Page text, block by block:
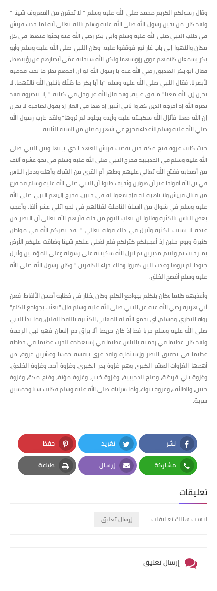
وقال رسولكم الكريم محمد صلى الله عليه وسلم " لا تحقرن من المعروف شيئا "
ولقد كان من يقين رسول الله صلى الله عليه وسلم بالله تعالى أنه لما جدت قريش
في طلب النبي صلى الله عليه وسلم وأبي بكر رضي الله عنه بحثوا عنهما في كل
مكان وانتهوا إلى باب غار ثور فوقفوا عليه، وكان النبي صلى الله عليه وسلم وأبو
بكر يسمعان كلامهم فوق رؤوسهما ولكن الله سبحانه عمّى أبصارهم عن رؤيتهما،
فقال أبو بكر الصديق رضي الله عنه يا رسول الله لو أن أحدهم نظر ما تحت قدميه
لأبصرنا، فقال النبي صلى الله عليه وسلم "يا أبا بكر ما ظنّك باثنين الله ثالثهما، لا
تحزن إن الله معنا" متفق عليه، وقد قال الله عز وجل في كتابه " إلا تنصروه فقد
نصره الله إذ أخرجه الذين كفروا ثاني اثنين إذ هما في الغار إذ يقول لصاحبه لا تحزن
إن الله معنا فأنزل الله سكينته عليه وأيده بجنود لم تروها" ولقد حارب رسول الله
صلي الله عليه وسلم الأعداء فخرج في شهر رمضان من السنة الثانية.
حيث كانت غزوة فتح مكة حين نقضت قريش العهد الذي بينها وبين النبي صلى
الله عليه وسلم في الحديبية فخرج النبي صلى الله عليه وسلم في نحو عشرة آلاف
من أصحابه ففتح الله تعالي عليهم وطهر أم القرى من الشرك وأهله ودخل الناس
في ين الله أفواجا غير أن هوازن وثقيف ظنوا أن النبي صلى الله عليه وسلم قد فرغ
من قتال قريش ولا ناهية له فإجتمعوا له في حنين، فخرج إليهم النبي صلى الله
عليه وسلم في شوال من السنة الثامنة لقتالهم في نحو اثني عشر ألفا، وأعجب
بعض الناس بالكثرة وقالوا لن نغلب اليوم من قلة فأراهم الله تعالى أن النصر من
عنده لا بسبب الكثرة وأنزل في ذلك قوله تعالي " لقد نصركم الله في مواطن
كثيرة ويوم حنين إذ أعجبتكم كثرتكم فلم تغني عنكم شيئا وضاقت عليكم الأرض
بما رحبت ثم وليتم مدبرين ثم انزل الله سكينته على رسوله وعلى المؤمنين وأنزل
جنودا لم تروها وعذب الين كفروا وذلك جزاء الكافرين " وكان رسول الله صلى الله
عليه وسلم أفصح الخلق.
وأعذبهم كلاما وكان يتكلم بجوامع الكلم، وكان يختار في خطابه أحسن الألفاظ، فعن
أبي هريرة رضي الله عنه عن النبي صلى الله عليه وسلم قال "بعثت بجوامع الكلم"
رواه البخاري ومسلم، أي يجمع الله له المعاني الكثيرة باللفظ القليل، وما بدأ النبي
صلى الله عليه وسلم حربا قط إذ كان حريصا ألا يراق دم إنسان فهو نبي الرحمة
ولقد كان عظيما في رحمته بالناس عظيما في إستعداده للحرب عظيما في خططه
عظيما في تحقيق النصر وإستثماره ولقد غزى بنفسه خمسا وعشرين غزوة، من
أهمها الغزوات العشر الكبرى وهم غزوة بدر الكبرى، وغزوة أحد، وغزوة الخندق،
وغزوة بني قريظة، وصلح الحديبية، وغزوة خيبر، وغزوة مؤتة، وفتح مكة، وغزوة
حنين، والطائف، وغزوة تبوك، وأما سراياه صلى الله عليه وسلم فكانت ستا وخمسين
سرية.
نشر
Facebook
تغريد
Twitter
حفظ
Pinterest
مشاركة
Whatsapp
إرسال
Email
طباعة
Print
تعليقات
ليست هناك تعليقات إرسال تعليق
إرسال تعليق